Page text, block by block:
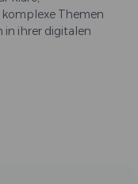
Themen
in ihrer digitalen